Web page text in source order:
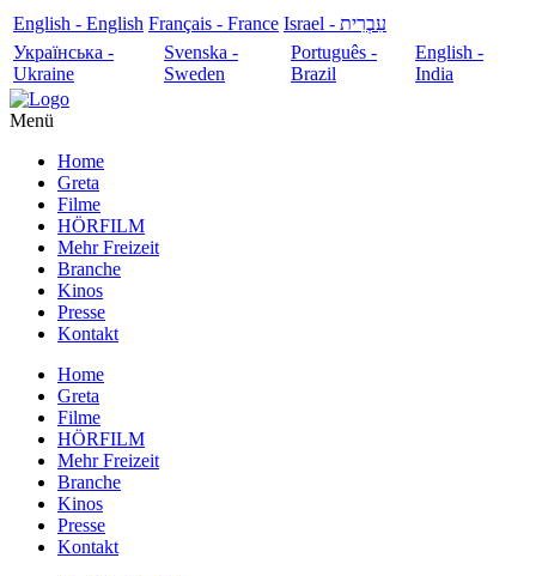
English - English Français - France
עִבְרִית - Israel
Українська -
Ukraine
Svenska -
Sweden
Português -
Brazil
English -
India
Menü
Home
Greta
Filme
HÖRFILM
Mehr Freizeit
Branche
Kinos
Presse
Kontakt
Home
Greta
Filme
HÖRFILM
Mehr Freizeit
Branche
Kinos
Presse
Kontakt